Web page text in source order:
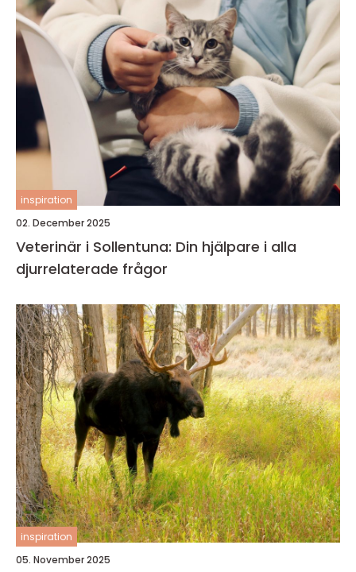
inspiration
02. December 2025
Veterinär i Sollentuna: Din hjälpare i alla
djurrelaterade frågor
inspiration
05. November 2025